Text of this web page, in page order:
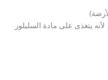
لأنه يتغذى على مادة السليلوز